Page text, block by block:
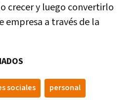
crecer y luego convertirlo
empresa a través de la
sociales personal